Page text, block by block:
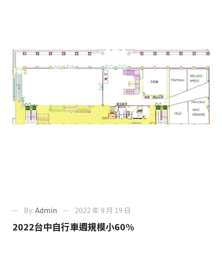
By: Admin 2022 年 9 月 19 日
2022台中自行車週規模小60%